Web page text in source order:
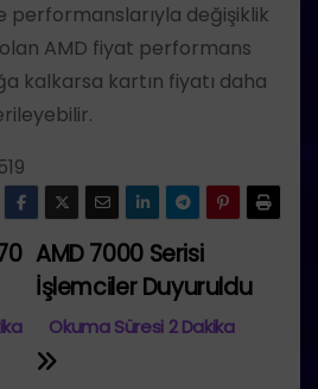
performanslarıyla değişiklik
AMD fiyat performans
kalkarsa kartın fiyatı daha
519
AMD 7000 Serisi
İşlemciler Duyuruldu